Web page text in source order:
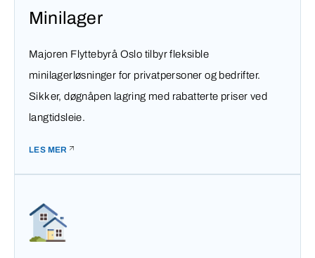
Minilager
Majoren Flyttebyrå Oslo tilbyr fleksible
minilagerløsninger for privatpersoner og bedrifter.
Sikker, døgnåpen lagring med rabatterte priser ved
langtidsleie.
LES MER